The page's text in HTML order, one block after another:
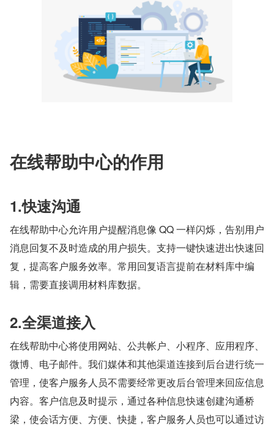
在线帮助中心的作用
1.快速沟通
在线帮助中心允许用户提醒消息像 QQ 一样闪烁，告别用户
消息回复不及时造成的用户损失。支持一键快速进出快速回
复，提高客户服务效率。常用回复语言提前在材料库中编
辑，需要直接调用材料库数据。
2.全渠道接入
在线帮助中心将使用网站、公共帐户、小程序、应用程序、
微博、电子邮件。我们媒体和其他渠道连接到后台进行统一
管理，使客户服务人员不需要经常更改后台管理来回应信息
内容。客户信息及时提示，通过各种信息快速创建沟通桥
梁，使会话方便、方便、快捷，客户服务人员也可以通过访